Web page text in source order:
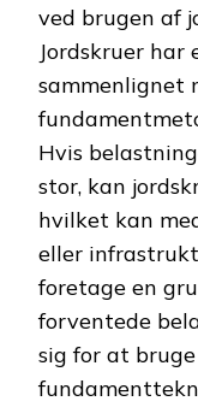
ved brugen af
Jordskruer
sammenlignet
Hvis
stor, kan
hvilket kan
eller
foretage en
forventede
sig for at